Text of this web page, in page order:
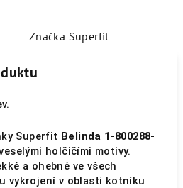
Značka Superfit
Superfit Belinda 1-800288-
holčičími motivy.
a ohebné ve všech
vykrojení v oblasti kotníku